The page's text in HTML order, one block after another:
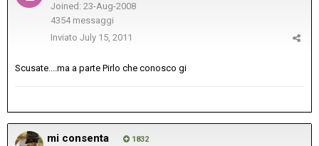
Joined: 23-Aug-2008
4354 messaggi
Inviato July 15, 2011
Scusate....ma a parte Pirlo che conosco gi
mi consenta 1832